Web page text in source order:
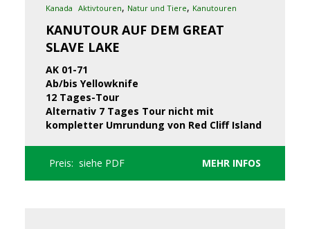
Kanada Aktivtouren, Natur und Tiere, Kanutouren
KANUTOUR AUF DEM GREAT
SLAVE LAKE
AK 01-71
Ab/bis Yellowknife
12 Tages-Tour
Alternativ 7 Tages Tour nicht mit
kompletter Umrundung von Red Cliff Island
Preis: siehe PDF MEHR INFOS